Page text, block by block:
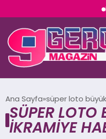
YAŞAM
Ana Sayfa süper loto
SÜPER LOTO
IKRAMIYE